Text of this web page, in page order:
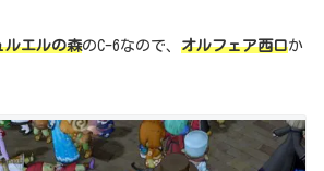
ルエルの森のC-6なので、 オルフェア西口か